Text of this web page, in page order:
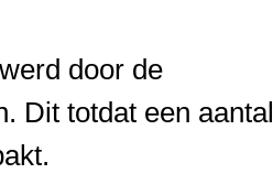
door de
Dit totdat een aantal